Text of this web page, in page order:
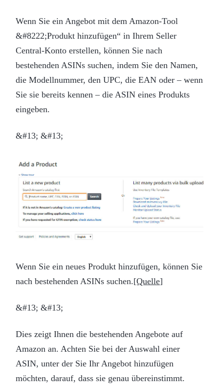
Wenn Sie ein Angebot mit dem Amazon-Tool
&#8222;Produkt hinzufügen“ in Ihrem Seller
Central-Konto erstellen, können Sie nach
bestehenden ASINs suchen, indem Sie den Namen,
die Modellnummer, den UPC, die EAN oder – wenn
Sie sie bereits kennen – die ASIN eines Produkts
eingeben.
&#13; &#13;
Wenn Sie ein neues Produkt hinzufügen, können Sie
nach bestehenden ASINs suchen.[Quelle]
&#13; &#13;
Dies zeigt Ihnen die bestehenden Angebote auf
Amazon an. Achten Sie bei der Auswahl einer
ASIN, unter der Sie Ihr Angebot hinzufügen
möchten, darauf, dass sie genau übereinstimmt.